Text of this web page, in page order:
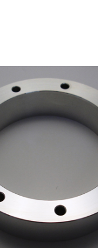
車用内装3段ホ